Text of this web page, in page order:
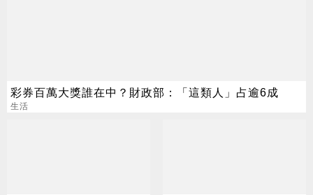
彩券百萬大獎誰在中？財政部：「這類人」占逾6成
生活